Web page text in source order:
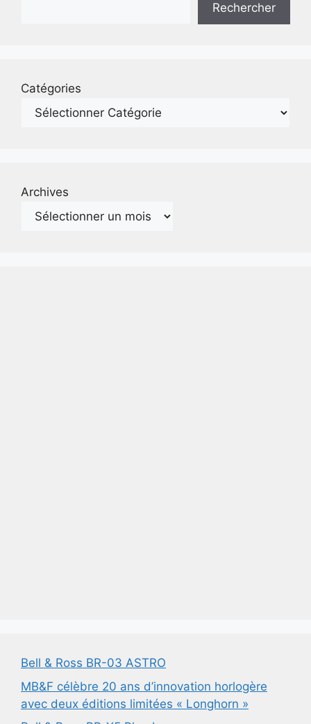
Rechercher
Catégories
Archives
Bell & Ross BR-03 ASTRO
MB&F célèbre 20 ans d’innovation horlogère
avec deux éditions limitées « Longhorn »